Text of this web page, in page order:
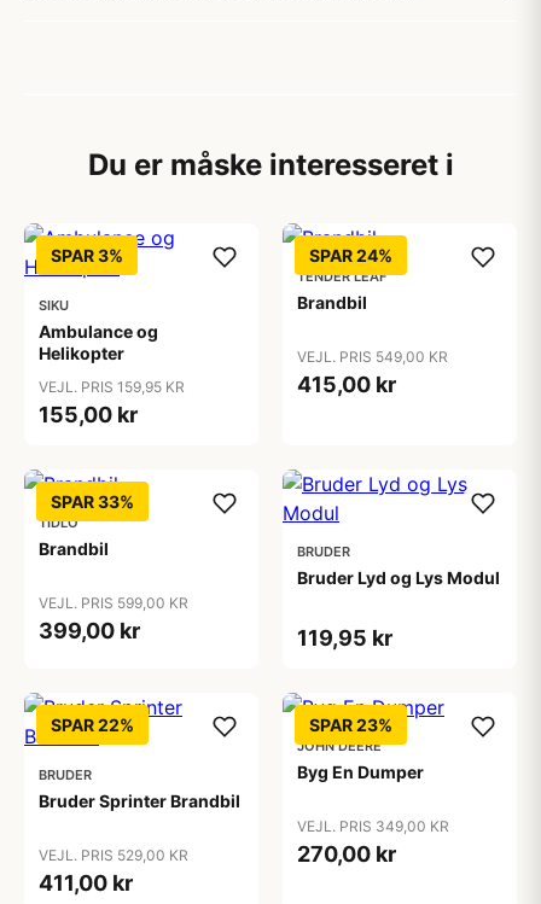
Du er måske interesseret i
SPAR 3%
SIKU
Ambulance og
Helikopter
VEJL. PRIS 159,95 KR
155,00 kr
SPAR 24%
TENDER LEAF
Brandbil
VEJL. PRIS 549,00 KR
415,00 kr
SPAR 33%
TIDLO
Brandbil
VEJL. PRIS 599,00 KR
399,00 kr
BRUDER
Bruder Lyd og Lys Modul
119,95 kr
SPAR 22%
BRUDER
Bruder Sprinter Brandbil
VEJL. PRIS 529,00 KR
411,00 kr
SPAR 23%
JOHN DEERE
Byg En Dumper
VEJL. PRIS 349,00 KR
270,00 kr